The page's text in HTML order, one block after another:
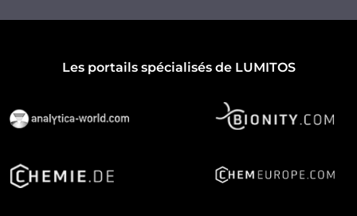
Les portails spécialisés de LUMITOS